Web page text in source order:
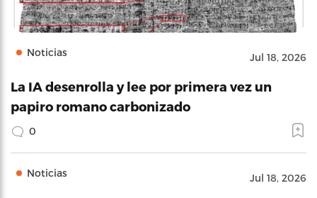
Noticias Jul 18, 2026
La IA desenrolla y lee por primera vez un
papiro romano carbonizado
0
Noticias Jul 18, 2026